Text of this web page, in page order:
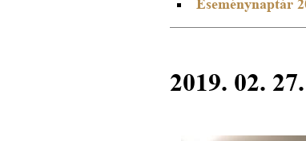
Eseménynaptár
2019. 02.